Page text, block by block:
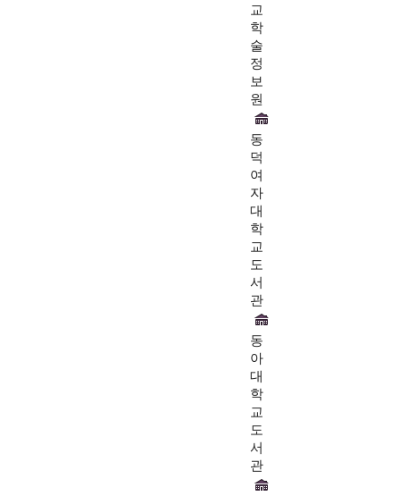
교
학
술
정
보
원
동
덕
여
자
대
학
교
도
서
관
동
아
대
학
교
도
서
관